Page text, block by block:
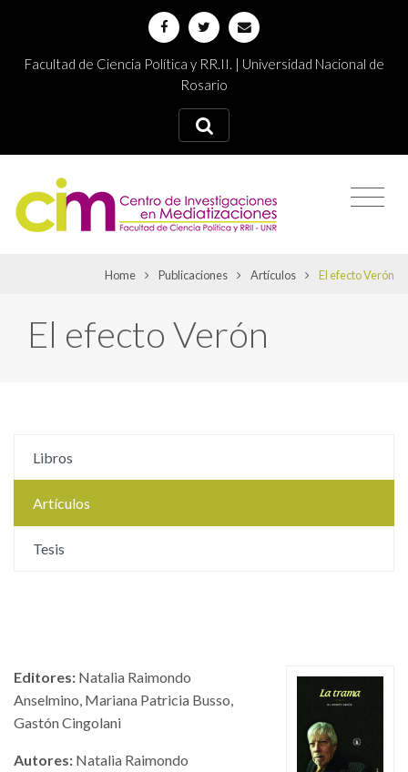
Facultad de Ciencia Política y RR.II. | Universidad Nacional de
Rosario
Home Publicaciones Artículos El efecto Verón
El efecto Verón
Libros
Artículos
Tesis
Editores: Natalia Raimondo
Anselmino, Mariana Patricia Busso,
Gastón Cingolani
Autores: Natalia Raimondo